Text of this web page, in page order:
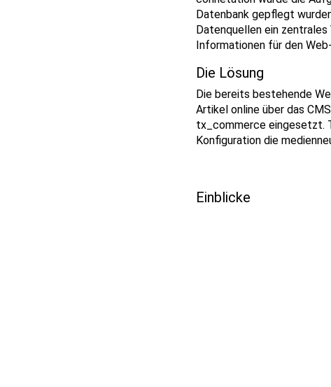
Datenbank gepflegt
Datenquellen ein
Informationen für den
Die Lösung
Die bereits bestehende
Artikel online über das
tx_commerce eingesetzt.
Konfiguration die
Einblicke